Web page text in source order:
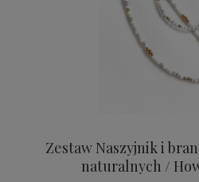
Zestaw Naszyjnik i
naturalnych /